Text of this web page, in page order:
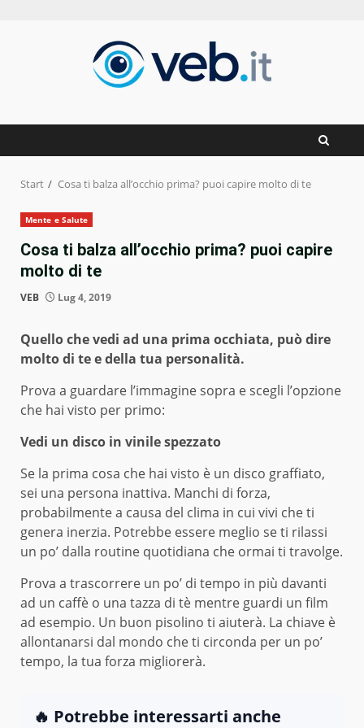
Start Cosa ti balza all’occhio prima? puoi capire molto di te
Mente e Salute
Cosa ti balza all’occhio prima? puoi capire
molto di te
VEB Lug 4, 2019
Quello che vedi ad una prima occhiata, può dire
molto di te e della tua personalità.
Prova a guardare l’immagine sopra e scegli l’opzione
che hai visto per primo:
Vedi un disco in vinile spezzato
Se la prima cosa che hai visto è un disco graffiato,
sei una persona inattiva. Manchi di forza,
probabilmente a causa del clima in cui vivi che ti
genera inerzia. Potrebbe essere meglio se ti rilassi
un po’ dalla routine quotidiana che ormai ti travolge.
Prova a trascorrere un po’ di tempo in più davanti
ad un caffè o una tazza di tè mentre guardi un film
ad esempio. Un buon pisolino ti aiuterà. La chiave è
allontanarsi dal mondo che ti circonda per un po’
tempo, la tua forza migliorerà.
🔥 Potrebbe interessarti anche